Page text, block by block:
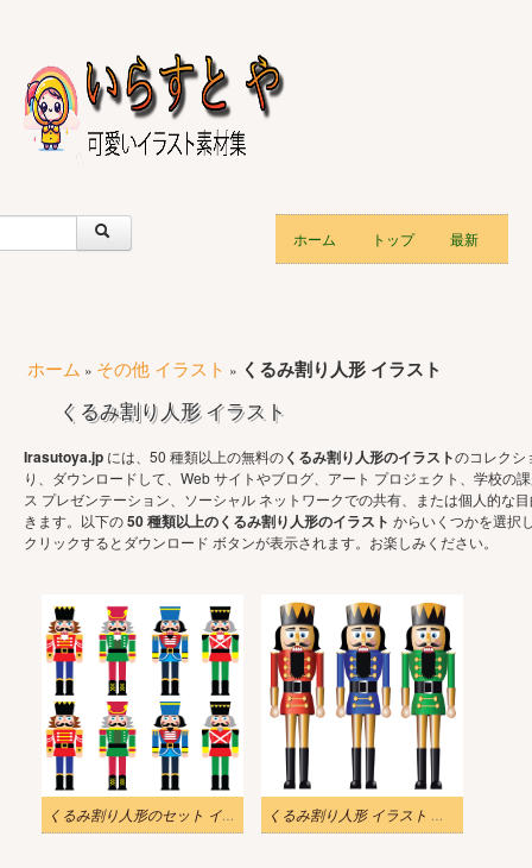
ホーム トップ 最新
ホーム » その他 イラスト » くるみ割り人形 イラスト
くるみ割り人形 イラスト
Irasutoya.jp には、50 種類以上の無料のくるみ割り人形のイラストのコレクシ
り、ダウンロードして、Web サイトやブログ、アート プロジェクト、学校の
ス プレゼンテーション、ソーシャル ネットワークでの共有、または個人的な
きます。以下の50 種類以上のくるみ割り人形のイラスト からいくつかを選択
クリックするとダウンロード ボタンが表示されます。お楽しみください。
くるみ割り人形のセット イラスト無料 くるみ割り人形 イラスト 無料 5